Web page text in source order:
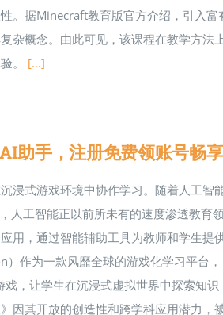
。据Minecraft教育版官方介绍，引入
杂概念。由此可见，该课程在教学方法
。 [...]
助手，注册免费领账号畅
浸式游戏环境中协作学习。随着人工智
人工智能正以前所未有的速度渗透教育
用，通过智能辅助工具为教师和学生提
作为一款风靡全球的游戏化学习平台
，让学生在沉浸式虚拟世界中探索知
因其开放的创造性和跨学科应用潜力，